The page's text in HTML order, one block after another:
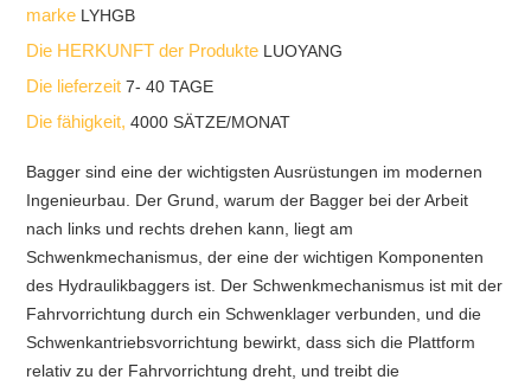
marke LYHGB
Die HERKUNFT der Produkte LUOYANG
Die lieferzeit7- 40 TAGE
Die fähigkeit,4000 SÄTZE/MONAT
Bagger sind eine der wichtigsten Ausrüstungen im modernen
Ingenieurbau. Der Grund, warum der Bagger bei der Arbeit
nach links und rechts drehen kann, liegt am
Schwenkmechanismus, der eine der wichtigen Komponenten
des Hydraulikbaggers ist. Der Schwenkmechanismus ist mit der
Fahrvorrichtung durch ein Schwenklager verbunden, und die
Schwenkantriebsvorrichtung bewirkt, dass sich die Plattform
relativ zu der Fahrvorrichtung dreht, und treibt die